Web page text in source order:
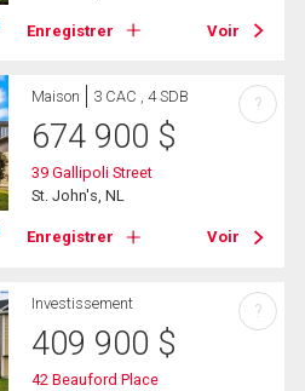
Enregistrer Voir
Maison 3 CAC , 4 SDB
674 900 $
39 Gallipoli Street
St. John's, NL
Enregistrer Voir
?
Investissement
409 900 $
42 Beauford Place
?